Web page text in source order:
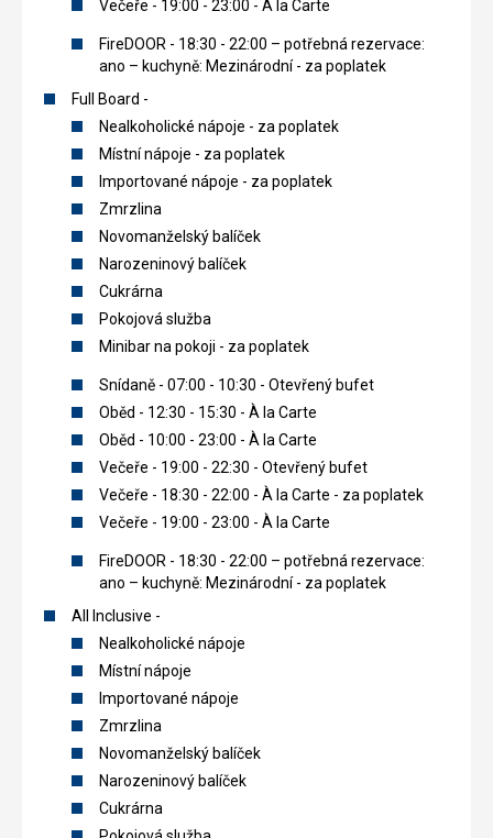
Večeře - 19:00 - 23:00 - À la Carte
FireDOOR - 18:30 - 22:00 – potřebná rezervace:
ano – kuchyně: Mezinárodní - za poplatek
Full Board -
Nealkoholické nápoje - za poplatek
Místní nápoje - za poplatek
Importované nápoje - za poplatek
Zmrzlina
Novomanželský balíček
Narozeninový balíček
Cukrárna
Pokojová služba
Minibar na pokoji - za poplatek
Snídaně - 07:00 - 10:30 - Otevřený bufet
Oběd - 12:30 - 15:30 - À la Carte
Oběd - 10:00 - 23:00 - À la Carte
Večeře - 19:00 - 22:30 - Otevřený bufet
Večeře - 18:30 - 22:00 - À la Carte - za poplatek
Večeře - 19:00 - 23:00 - À la Carte
FireDOOR - 18:30 - 22:00 – potřebná rezervace:
ano – kuchyně: Mezinárodní - za poplatek
All Inclusive -
Nealkoholické nápoje
Místní nápoje
Importované nápoje
Zmrzlina
Novomanželský balíček
Narozeninový balíček
Cukrárna